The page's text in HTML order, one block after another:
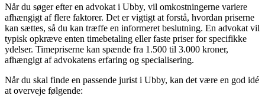
Når du søger efter en advokat i Ubby, vil omkostningerne variere
afhængigt af flere faktorer. Det er vigtigt at forstå, hvordan priserne
kan sættes, så du kan træffe en informeret beslutning. En advokat vil
typisk opkræve enten timebetaling eller faste priser for specifikke
ydelser. Timepriserne kan spænde fra 1.500 til 3.000 kroner,
afhængigt af advokatens erfaring og specialisering.
Når du skal finde en passende jurist i Ubby, kan det være en god idé
at overveje følgende: